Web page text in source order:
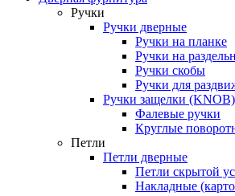
Ручки
Ручки дверные
Ручки на планке
Ручки на
Ручки скобы
Ручки для
Ручки защелки (KNOB)
Фалевые ручки
Круглые
Петли
Петли дверные
Петли скрытой
Накладные